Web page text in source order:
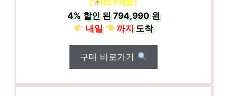
[ NO.4 제품 ]
4%할인 된794,990 원
내일
까지도착
구매 바로가기